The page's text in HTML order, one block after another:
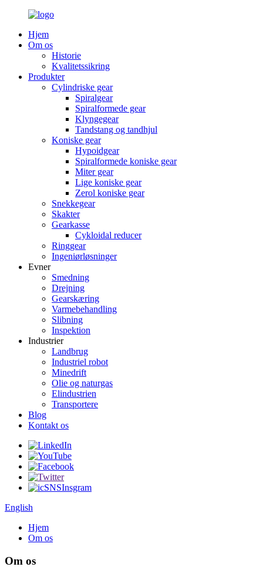
Hjem
Om os
Historie
Kvalitetssikring
Produkter
Cylindriske gear
Spiralgear
Spiralformede gear
Klyngegear
Tandstang og tandhjul
Koniske gear
Hypoidgear
Spiralformede koniske gear
Miter gear
Lige koniske gear
Zerol koniske gear
Snekkegear
Skakter
Gearkasse
Cykloidal reducer
Ringgear
Ingeniørløsninger
Evner
Smedning
Drejning
Gearskæring
Varmebehandling
Slibning
Inspektion
Industrier
Landbrug
Industriel robot
Minedrift
Olie og naturgas
Elindustrien
Transportere
Blog
Kontakt os
English
Hjem
Om os
Om os